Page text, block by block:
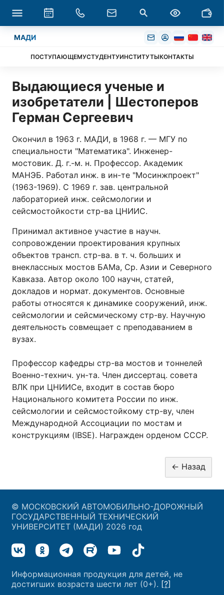
МАДИ
ПОСТУПАЮЩЕМУСТУДЕНТУИНСТИТУТЫКОНТАКТЫ
Выдающиеся ученые и
изобретатели | Шестоперов
Герман Сергеевич
Окончил в 1963 г. МАДИ, в 1968 г. — МГУ по
специальности "Математика". Инженер-
мостовик. Д. г.-м. н. Профессор. Академик
МАНЭБ. Работал инж. в ин-те "Мосинжпроект"
(1963-1969). С 1969 г. зав. центральной
лабораторией инж. сейсмологии и
сейсмостойкости стр-ва ЦНИИС.
Принимал активное участие в научн.
сопровождении проектирования крупных
объектов трансп. стр-ва. в т. ч. больших и
внеклассных мостов БАМа, Ср. Азии и Северного
Кавказа. Автор около 100 научн, статей,
докладов и нормат. документов. Основные
работы относятся к динамике сооружений, инж.
сейсмологии и сейсмическому стр-ву. Научную
деятельность совмещает с преподаванием в
вузах.
Профессор кафедры стр-ва мостов и тоннелей
Военно-технич. ун-та. Член диссертац. совета
ВЛК при ЦНИИСе, входит в состав бюро
Национального комитета России по инж.
сейсмологии и сейсмостойкому стр-ву, член
Международной Ассоциации по мостам и
конструкциям (IBSE). Награжден орденом СССР.
© МОСКОВСКИЙ АВТОМОБИЛЬНО-ДОРОЖНЫЙ
ГОСУДАРСТВЕННЫЙ ТЕХНИЧЕСКИЙ
УНИВЕРСИТЕТ (МАДИ) 2026 год
Информационная продукция для детей, не
достигших возраста шести лет (0+). [?]